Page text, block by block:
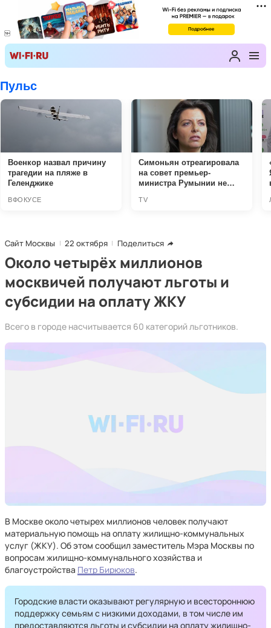
Сайт Москвы 22 октября Поделиться
Около четырёх миллионов
москвичей получают льготы и
субсидии на оплату ЖКУ
Всего в городе насчитывается 60 категорий льготников.
В Москве около четырех миллионов человек получают
материальную помощь на оплату жилищно-коммунальных
услуг (ЖКУ). Об этом сообщил заместитель Мэра Москвы по
вопросам жилищно-коммунального хозяйства и
благоустройства Петр Бирюков.
Городские власти оказывают регулярную и всестороннюю
поддержку семьям с низкими доходами, в том числе им
предоставляются льготы и субсидии на оплату жилищно-